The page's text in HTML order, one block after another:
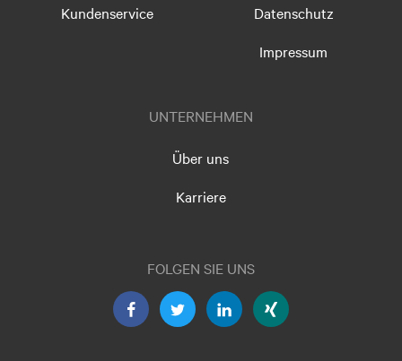
Kundenservice
Datenschutz
Impressum
UNTERNEHMEN
Über uns
Karriere
FOLGEN SIE UNS